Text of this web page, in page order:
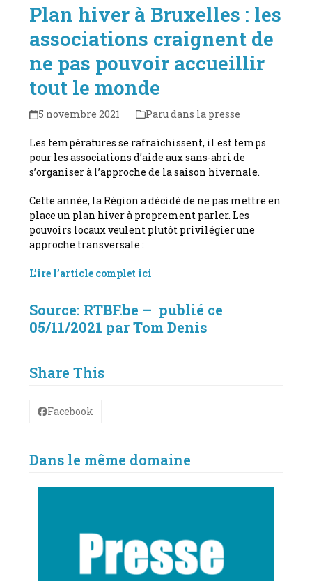
Plan hiver à Bruxelles : les
associations craignent de
ne pas pouvoir accueillir
tout le monde
5 novembre 2021 Paru dans la presse
Les températures se rafraîchissent, il est temps
pour les associations d’aide aux sans-abri de
s’organiser à l’approche de la saison hivernale.
Cette année, la Région a décidé de ne pas mettre en
place un plan hiver à proprement parler. Les
pouvoirs locaux veulent plutôt privilégier une
approche transversale :
L’ire l’article complet ici
Source: RTBF.be – publié ce
05/11/2021 parTom Denis
Share This
Facebook
Dans le même domaine